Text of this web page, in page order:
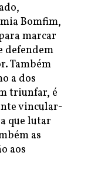
Bomfim,
marcar
defendem
Também
a dos
triunfar, é
vincular-
que lutar
as
aos